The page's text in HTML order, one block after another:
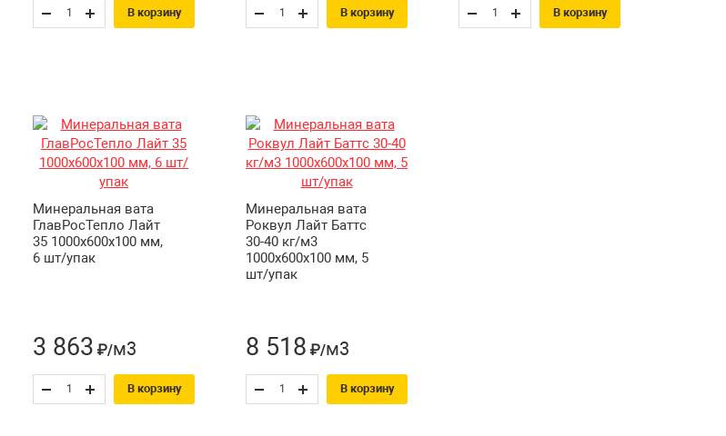
В корзину В корзину В корзину
Минеральная вата
ГлавРосТепло Лайт
35 1000х600х100 мм,
6 шт/упак
3 863 ₽/м3
В корзину
Минеральная вата
Роквул Лайт Баттс
30-40 кг/м3
1000х600х100 мм, 5
шт/упак
8 518 ₽/м3
В корзину